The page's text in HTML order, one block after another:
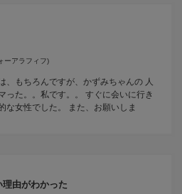
ーアラフィフ)
、もちろんですが、かずみちゃんの 人
った。。私です。。 すぐに会いに行き
な女性でした。 また、お願いしま
由がわかった